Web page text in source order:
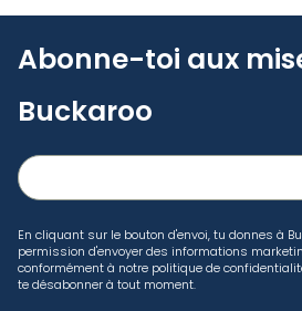
Abonne-toi aux
Buckaroo
En cliquant sur le bouton d'envoi, tu donnes à
permission d'envoyer des informations
conformément à notre politique de
te désabonner à tout moment.